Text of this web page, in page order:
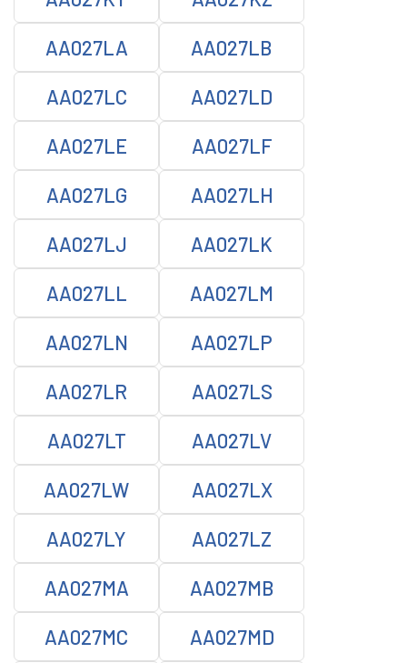
AA027LA AA027LB
AA027LC AA027LD
AA027LE AA027LF
AA027LG AA027LH
AA027LJ AA027LK
AA027LL AA027LM
AA027LN AA027LP
AA027LR AA027LS
AA027LT AA027LV
AA027LW AA027LX
AA027LY AA027LZ
AA027MA AA027MB
AA027MC AA027MD